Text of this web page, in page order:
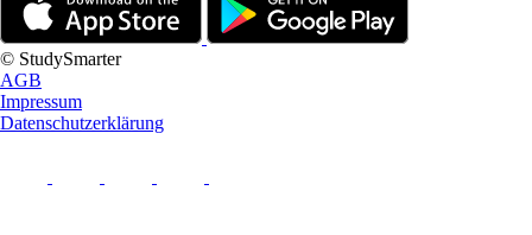
© StudySmarter
AGB
Impressum
Datenschutzerklärung